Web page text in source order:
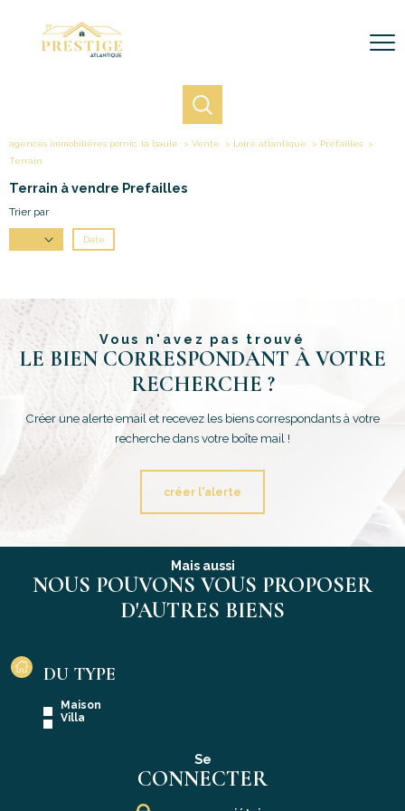
agences immobilières pornic, la baule Vente Loire atlantique
Prefailles
Terrain
Terrain à vendre Prefailles
Trier par
Date
Vous n'avez pas trouvé
LE BIEN CORRESPONDANT À VOTRE
RECHERCHE ?
Créer une alerte email et recevez les biens correspondants à votre
recherche dans votre boîte mail !
créer l'alerte
Mais aussi
NOUS POUVONS VOUS PROPOSER
D'AUTRES BIENS
DU TYPE
Maison
Villa
Se
CONNECTER